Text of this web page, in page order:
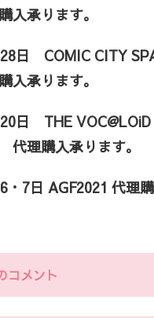
入承ります。
日 COMIC CITY
入承ります。
日 THE VOC@LOiD
理購入承ります。
・7日 AGF2021 代理
コメント